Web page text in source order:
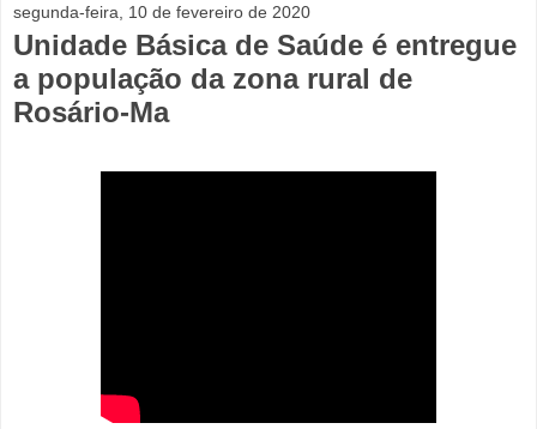
segunda-feira, 10 de fevereiro de 2020
Unidade Básica de Saúde é entregue
a população da zona rural de
Rosário-Ma